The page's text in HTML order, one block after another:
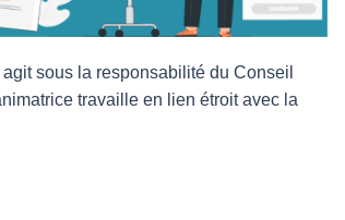
sous la responsabilité du Conseil
travaille en lien étroit avec la